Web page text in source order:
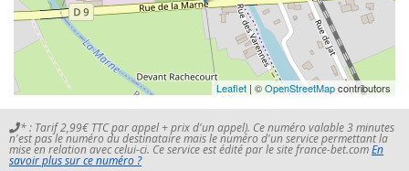
Leaflet | ©OpenStreetMapcontributors
* : Tarif 2,99€ TTC par appel + prix d'un appel). Ce numéro valable 3 minutes
n'est pas le numéro du destinataire mais le numéro d'un service permettant la
mise en relation avec celui-ci. Ce service est édité par le site france-bet.comEn
savoir plus sur ce numéro ?